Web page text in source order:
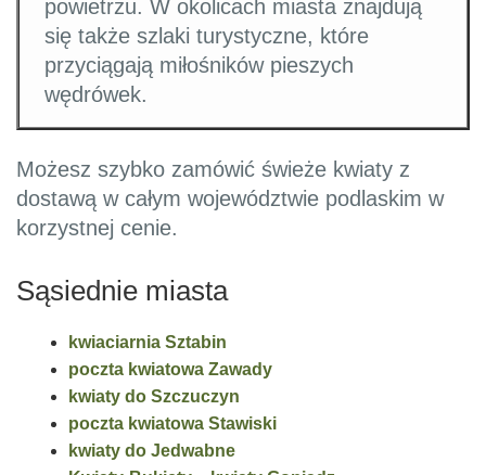
powietrzu. W okolicach miasta znajdują
się także szlaki turystyczne, które
przyciągają miłośników pieszych
wędrówek.
Możesz szybko zamówić świeże kwiaty z
dostawą w całym województwie podlaskim w
korzystnej cenie.
Sąsiednie miasta
kwiaciarnia Sztabin
poczta kwiatowa Zawady
kwiaty do Szczuczyn
poczta kwiatowa Stawiski
kwiaty do Jedwabne